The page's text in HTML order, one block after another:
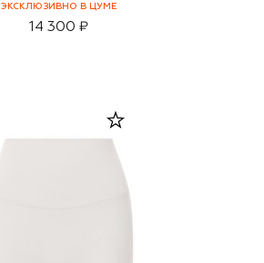
ЭКСКЛЮЗИВНО В ЦУМЕ
14 300 ₽